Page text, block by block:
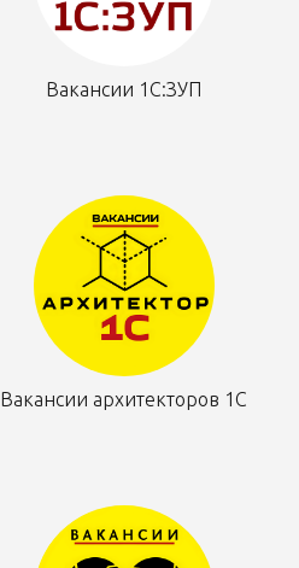
Вакансии 1С:ЗУП
Вакансии архитекторов 1С